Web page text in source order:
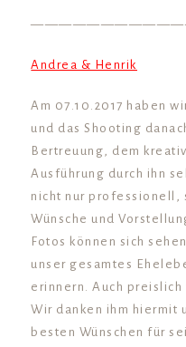
Andrea & Henrik
Am 07.10.2017 haben
und das Shooting
Bertreuung, dem
Ausführung durch ihn
nicht nur professionell,
Wünsche und
Fotos können sich
unser gesamtes
erinnern. Auch
Wir danken ihm hiermit
besten Wünschen für